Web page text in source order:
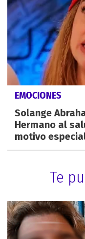
EMOCIONES
Solange
Hermano al
motivo
Te